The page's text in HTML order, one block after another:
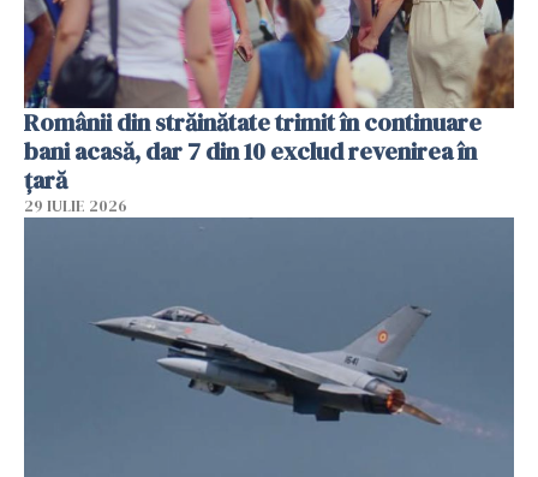
Românii din străinătate trimit în continuare
bani acasă, dar 7 din 10 exclud revenirea în
țară
29 IULIE 2026